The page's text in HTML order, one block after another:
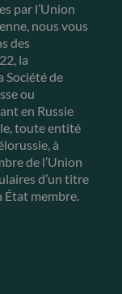
par l’Union
nous vous
des
la
Société de
ou
en Russie
toute entité
à
de l’Union
d’un titre
État membre.